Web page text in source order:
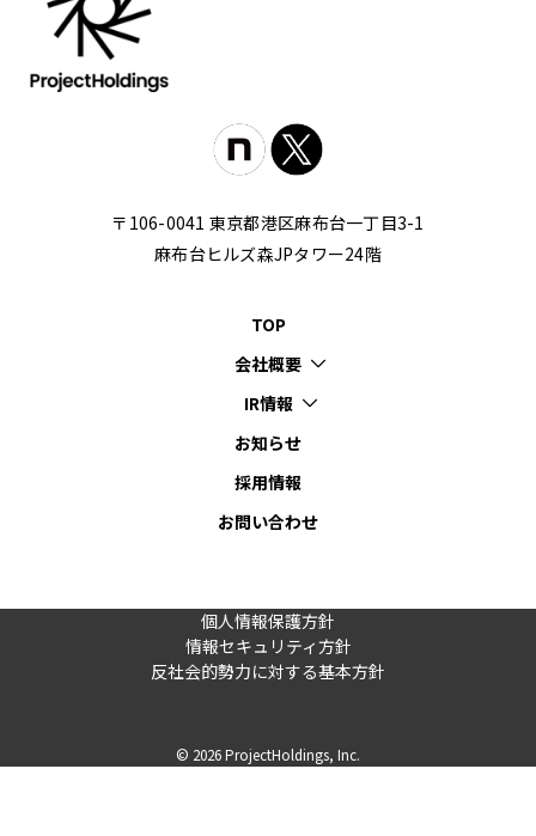
〒106-0041 東京都港区麻布台一丁目3-1
麻布台ヒルズ森JPタワー24階
TOP
会社概要
IR情報
お知らせ
採用情報
お問い合わせ
個人情報保護方針
情報セキュリティ方針
反社会的勢力に対する基本方針
© 2026 ProjectHoldings, Inc.